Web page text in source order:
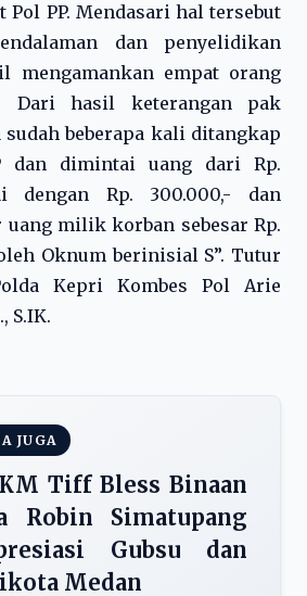
Pol PP. Mendasari hal tersebut
dan penyelidikan
mengamankan empat orang
Dari hasil keterangan pak
sudah beberapa kali ditangkap
dan dimintai uang dari Rp.
dengan Rp. 300.000,- dan
milik korban sebesar Rp.
Oknum berinisial S”. Tutur
Kepri Kombes Pol Arie
S.IK.
JUGA
Tiff Bless Binaan
Robin Simatupang
Gubsu dan
Medan